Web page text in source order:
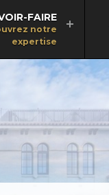
FAIRE
notre
expertise